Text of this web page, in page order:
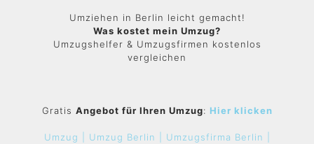
Umziehen in Berlin leicht gemacht!
Was kostet mein Umzug?
Umzugshelfer & Umzugsfirmen kostenlos
vergleichen
Gratis Angebot für Ihren Umzug: Hier klicken
Umzug | Umzug Berlin |
Umzugsfirma Berlin |